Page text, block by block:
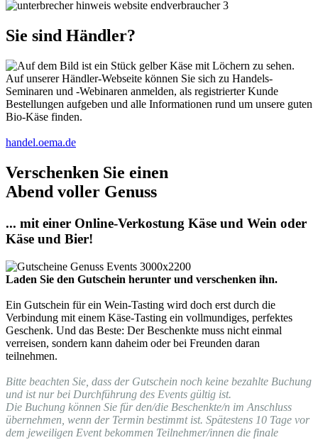
Sie sind Händler?
Auf unserer Händler-Webseite können Sie sich zu Handels-
Seminaren und -Webinaren anmelden, als registrierter Kunde
Bestellungen aufgeben und alle Informationen rund um unsere guten
Bio-Käse finden.
handel.oema.de
Verschenken Sie einen
Abend voller Genuss
... mit einer Online-Verkostung Käse und Wein oder
Käse und Bier!
Laden Sie den Gutschein herunter und verschenken ihn.
Ein Gutschein für ein Wein-Tasting wird doch erst durch die
Verbindung mit einem Käse-Tasting ein vollmundiges, perfektes
Geschenk. Und das Beste: Der Beschenkte muss nicht einmal
verreisen, sondern kann daheim oder bei Freunden daran
teilnehmen.
Bitte beachten Sie, dass der Gutschein noch keine bezahlte Buchung
und ist nur bei Durchführung des Events gültig ist.
Die Buchung können Sie für den/die Beschenkte/n im Anschluss
übernehmen, wenn der Termin bestimmt ist. Spätestens 10 Tage vor
dem jeweiligen Event bekommen Teilnehmer/innen die finale